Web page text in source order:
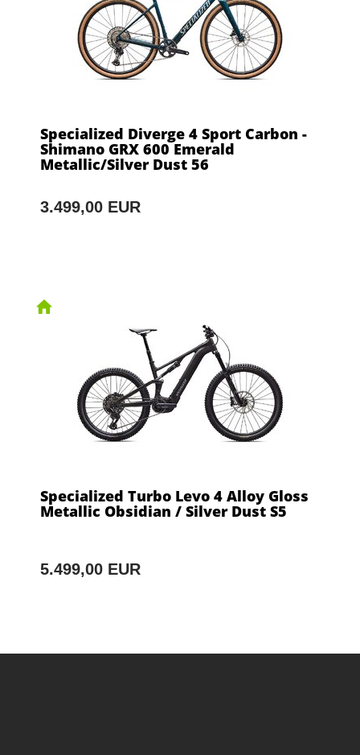
Specialized Diverge 4 Sport Carbon -
Shimano GRX 600 Emerald
Metallic/Silver Dust 56
3.499,00 EUR
Specialized Turbo Levo 4 Alloy Gloss
Metallic Obsidian / Silver Dust S5
5.499,00 EUR